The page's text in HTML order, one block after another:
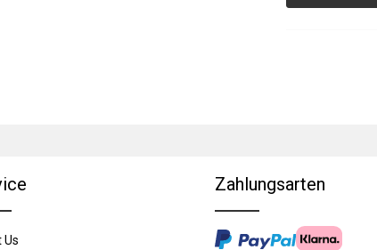
Us
Zahlungsarten